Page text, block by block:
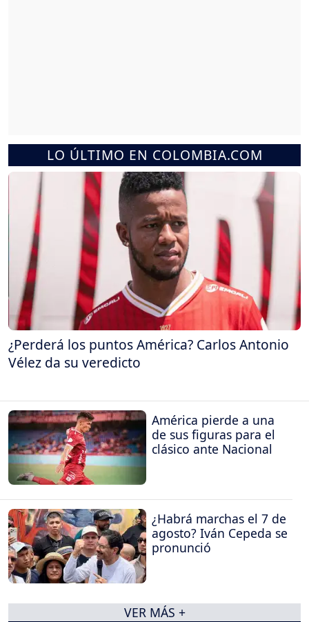
LO ÚLTIMO EN COLOMBIA.COM
¿Perderá los puntos América? Carlos Antonio
Vélez da su veredicto
América pierde a una
de sus figuras para el
clásico ante Nacional
¿Habrá marchas el 7 de
agosto? Iván Cepeda se
pronunció
VER MÁS +